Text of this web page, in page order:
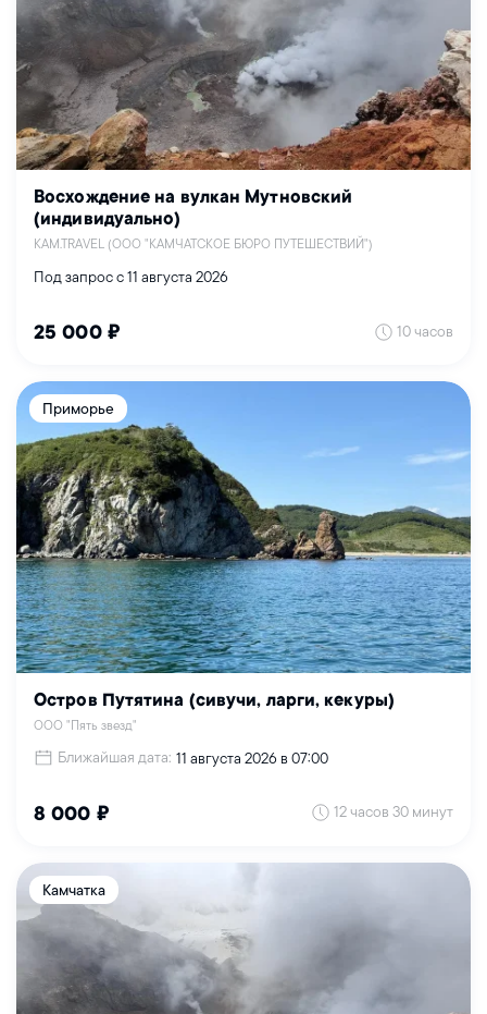
Восхождение на вулкан Мутновский
(индивидуально)
KAM.TRAVEL (ООО "КАМЧАТСКОЕ БЮРО ПУТЕШЕСТВИЙ")
Под запрос с 11 августа 2026
25 000 ₽ 10 часов
Приморье
Остров Путятина (сивучи, ларги, кекуры)
ООО "Пять звезд"
Ближайшая дата: 11 августа 2026 в 07:00
8 000 ₽ 12 часов 30 минут
Камчатка